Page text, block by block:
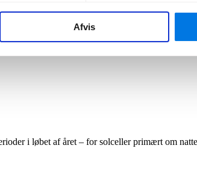
Afvis
til 20.000 gange mere end det samlede
i løbet af året – for solceller primært om